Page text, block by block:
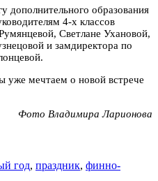
дополнительного образования
4-х классов
Светлане Ухановой,
и замдиректора по
уже мечтаем о новой встрече
Фото Владимира Ларионова
год, праздник, финно-